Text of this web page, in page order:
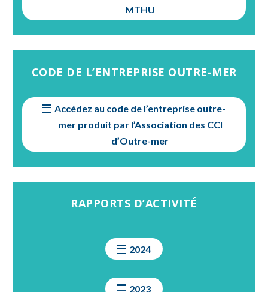
MTHU
CODE DE L’ENTREPRISE OUTRE-MER
Accédez au code de l’entreprise outre-
mer produit par l’Association des CCI
d’Outre-mer
RAPPORTS D’ACTIVITÉ
2024
2023